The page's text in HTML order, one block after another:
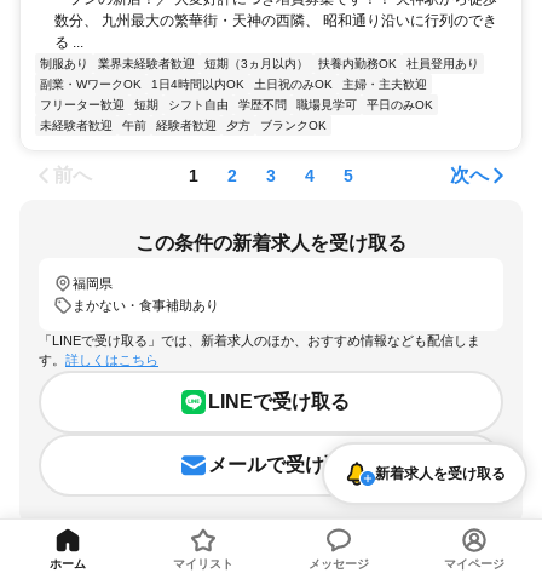
数分、 九州最大の繁華街・天神の西隣、 昭和通り沿いに行列のでき
る ...
制服あり 業界未経験者歓迎 短期（3ヵ月以内） 扶養内勤務OK
社員登用あり
副業・WワークOK
1日4時間以内OK 土日祝のみOK
主婦・主夫歓迎
フリーター歓迎
短期 シフト自由 学歴不問 職場見学可
平日のみOK
未経験者歓迎
午前 経験者歓迎 夕方 ブランクOK
前へ 1 2 3 4 5 次へ
この条件の新着求人を受け取る
福岡県
まかない・食事補助あり
「LINEで受け取る」では、新着求人のほか、おすすめ情報なども配信しま
す。 詳しくはこちら
LINEで受け取る
メールで受け取る 新着求人を受け取る
ホーム マイリスト メッセージ マイページ